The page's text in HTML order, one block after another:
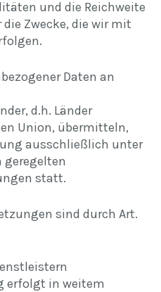
und die Reichweite
Zwecke, die wir mit
Daten an
d.h. Länder
Union, übermitteln,
ausschließlich unter
statt.
sind durch Art.
erfolgt in weitem